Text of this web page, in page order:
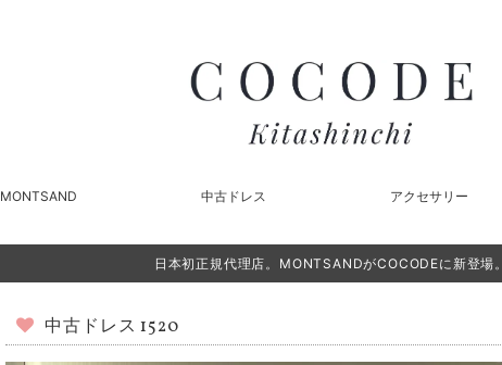
MONTSAND 中古ドレス アクセサリー
日本初正規代理店。MONTSANDがCOCODEに新登場。
中古ドレス 1520